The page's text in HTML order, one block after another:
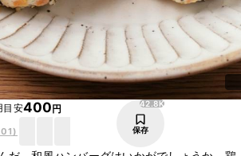
目安400円
)
42.8K
保存